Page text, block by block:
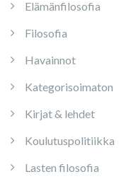
Elämänfilosofia
Filosofia
Havainnot
Kategorisoimaton
Kirjat & lehdet
Koulutuspolitiikka
Lasten filosofia